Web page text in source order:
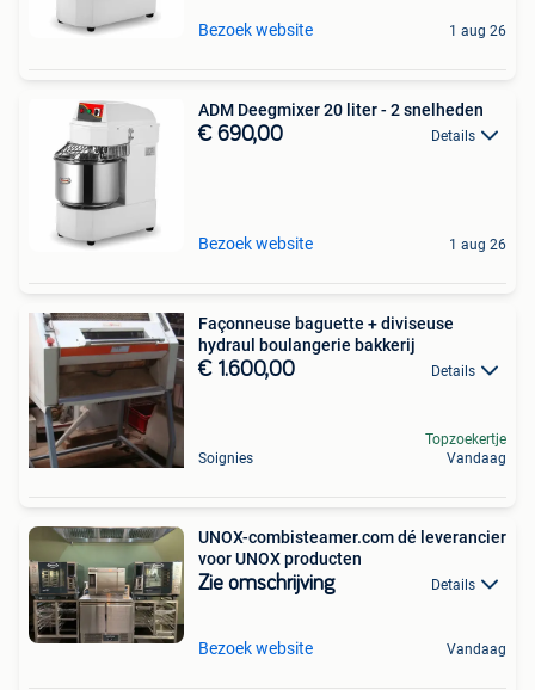
Bezoek website 1 aug 26
ADM Deegmixer 20 liter - 2 snelheden
€ 690,00 Details
Bezoek website 1 aug 26
Façonneuse baguette + diviseuse
hydraul boulangerie bakkerij
€ 1.600,00 Details
Soignies
Topzoekertje
Vandaag
UNOX-combisteamer.com dé leverancier
voor UNOX producten
Zie omschrijving Details
Bezoek website Vandaag